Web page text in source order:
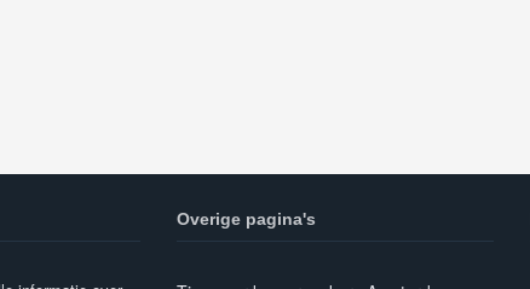
Overige pagina's